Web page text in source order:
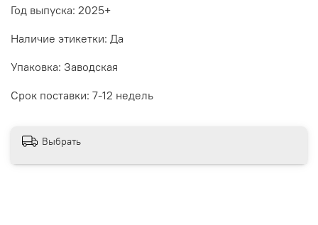
Год выпуска: 2025+
Наличие этикетки: Да
Упаковка: Заводская
Срок поставки: 7-12 недель
Выбрать